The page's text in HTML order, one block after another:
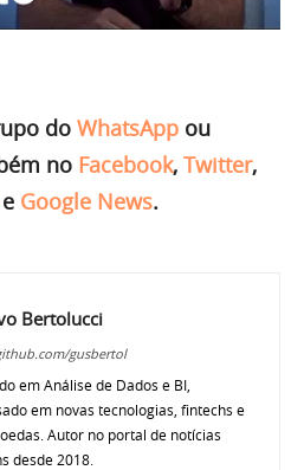
do WhatsApp ou
no Facebook, Twitter,
e Google News.
Bertolucci
gusbertol
em Análise de Dados e BI,
em novas tecnologias, fintechs e
Autor no portal de notícias
desde 2018.